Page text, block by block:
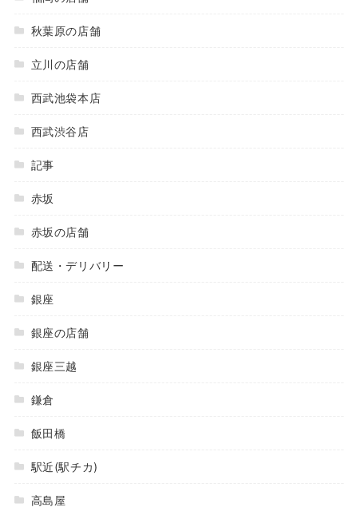
秋葉原の店舗
立川の店舗
西武池袋本店
西武渋谷店
記事
赤坂
赤坂の店舗
配送・デリバリー
銀座
銀座の店舗
銀座三越
鎌倉
飯田橋
駅近(駅チカ)
高島屋